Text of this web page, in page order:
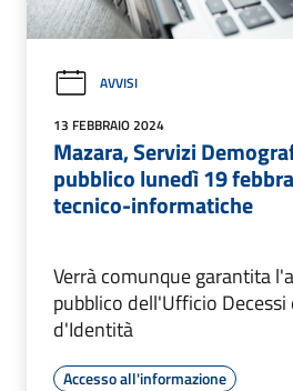
AVVISI
13 FEBBRAIO 2024
Mazara, Servizi
pubblico lunedì 19
tecnico-informatiche
Verrà comunque garantita
pubblico dell'Ufficio
d'Identità
Accesso all'informazione